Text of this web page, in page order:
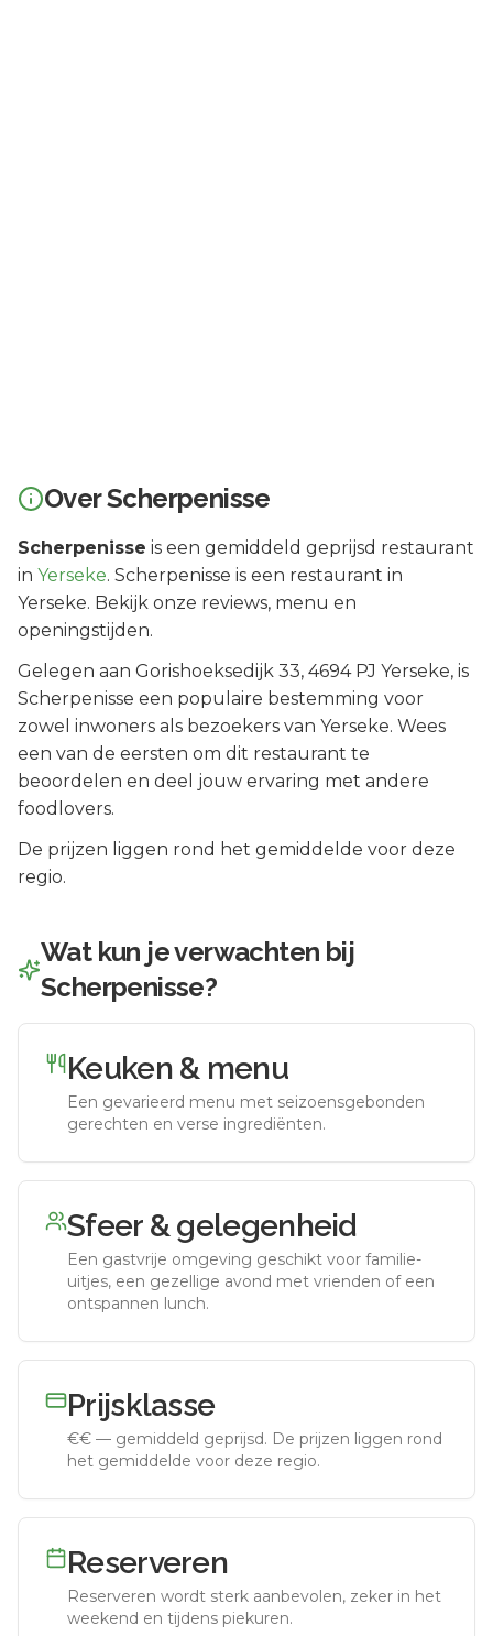
OverScherpenisse
Scherpenisse is een gemiddeld geprijsd restaurant
in Yerseke. Scherpenisse is een restaurant in
Yerseke. Bekijk onze reviews, menu en
openingstijden.
Gelegen aan Gorishoeksedijk 33, 4694 PJ Yerseke, is
Scherpenisse een populaire bestemming voor
zowel inwoners als bezoekers van Yerseke. Wees
een van de eersten om dit restaurant te
beoordelen en deel jouw ervaring met andere
foodlovers.
De prijzen liggen rond het gemiddelde voor deze
regio.
Wat kun je verwachten bij
Scherpenisse?
Keuken & menu
Een gevarieerd menu met seizoensgebonden
gerechten en verse ingrediënten.
Sfeer & gelegenheid
Een gastvrije omgeving geschikt voor familie-
uitjes, een gezellige avond met vrienden of een
ontspannen lunch.
Prijsklasse
€€ — gemiddeld geprijsd. De prijzen liggen rond
het gemiddelde voor deze regio.
Reserveren
Reserveren wordt sterk aanbevolen, zeker in het
weekend en tijdens piekuren.